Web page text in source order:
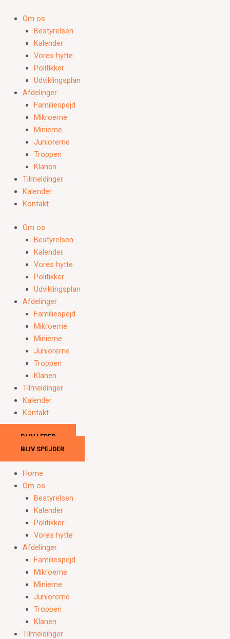
indholdet
Om os
Bestyrelsen
Kalender
Vores hytte
Politikker
Udviklingsplan
Afdelinger
Familiespejd
Mikroerne
Minierne
Juniorerne
Troppen
Klanen
Tilmeldinger
Kalender
Kontakt
Om os
Bestyrelsen
Kalender
Vores hytte
Politikker
Udviklingsplan
Afdelinger
Familiespejd
Mikroerne
Minierne
Juniorerne
Troppen
Klanen
Tilmeldinger
Kalender
Kontakt
BLIV LEDER
BLIV SPEJDER
Home
Om os
Bestyrelsen
Kalender
Politikker
Vores hytte
Afdelinger
Familiespejd
Mikroerne
Minierne
Juniorerne
Troppen
Klanen
Tilmeldinger